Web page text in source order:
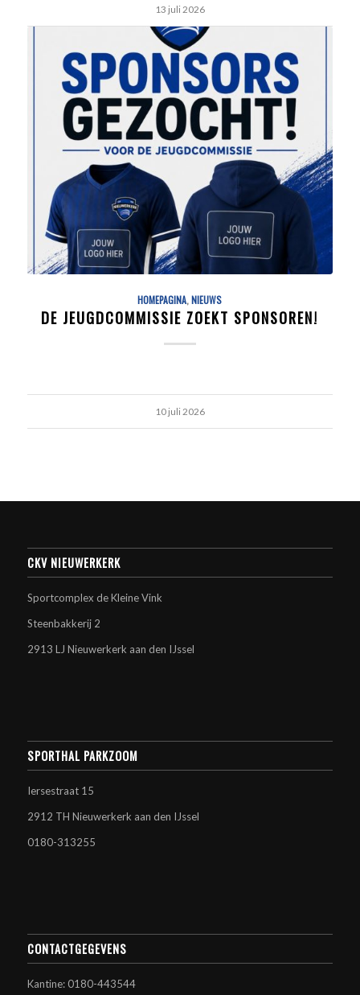
13 juli 2026
HOMEPAGINA,NIEUWS
DE JEUGDCOMMISSIE ZOEKT SPONSOREN!
10 juli 2026
CKV NIEUWERKERK
Sportcomplex de Kleine Vink
Steenbakkerij 2
2913 LJ Nieuwerkerk aan den IJssel
SPORTHAL PARKZOOM
Iersestraat 15
2912 TH Nieuwerkerk aan den IJssel
0180-313255
CONTACTGEGEVENS
Kantine: 0180-443544